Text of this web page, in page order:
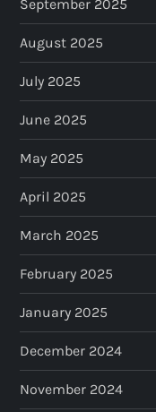
September 2025
August 2025
July 2025
June 2025
May 2025
April 2025
March 2025
February 2025
January 2025
December 2024
November 2024